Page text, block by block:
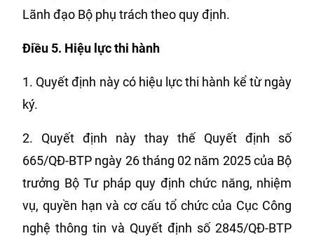
Lãnh đạo Bộ phụ trách theo quy định.
Điều 5. Hiệu lực thi hành
1. Quyết định này có hiệu lực thi hành kể từ ngày
ký.
2. Quyết định này thay thế Quyết định số
665/QĐ-BTP ngày 26 tháng 02 năm 2025 của Bộ
trưởng Bộ Tư pháp quy định chức năng, nhiệm
vụ, quyền hạn và cơ cấu tổ chức của Cục Công
nghệ thông tin và Quyết định số 2845/QĐ-BTP